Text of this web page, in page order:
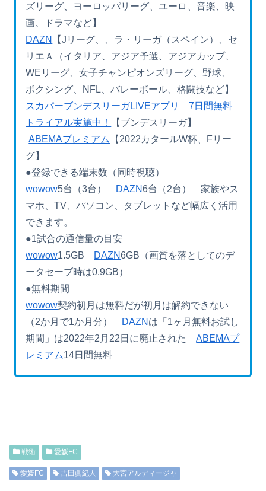
ズリーグ、ヨーロッパリーグ、ユーロ、音楽、映
画、ドラマなど】
DAZN
【Jリーグ、、ラ・リーガ（スペイン）、セ
リエＡ（イタリア、アジア予選、アジアカップ、
WEリーグ、女子チャンピオンズリーグ、野球、
ボクシング、NFL、バレーボール、格闘技など】
スカパーブンデスリーガLIVEアプリ 7日間無料
トライアル実施中！
【ブンデスリーガ】
ABEMAプレミアム
【2022カタールW杯、Fリー
グ】
●登録できる端末数（同時視聴）
wowow5台（3台） DAZN6台（2台） 家族やス
マホ、TV、パソコン、タブレットなど幅広く活用
できます。
●1試合の通信量の目安
wowow1.5GB DAZN6GB（画質を落としてのデ
ータセーブ時は0.9GB）
●無料期間
wowow契約初月は無料だが初月は解約できない
（2か月で1か月分） DAZN は「1ヶ月無料お試し
期間」は2022年2月22日に廃止されたABEMAプ
レミアム14日間無料
戦術 愛媛FC
愛媛FC 吉田眞紀人 大宮アルディージャ